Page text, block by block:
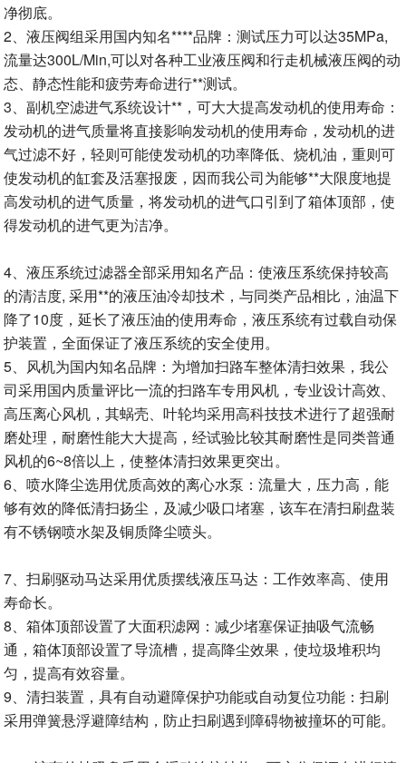
净彻底。
2、液压阀组采用国内知名****品牌：测试压力可以达35MPa,
流量达300L/Min,可以对各种工业液压阀和行走机械液压阀的动
态、静态性能和疲劳寿命进行**测试。
3、副机空滤进气系统设计**，可大大提高发动机的使用寿命：
发动机的进气质量将直接影响发动机的使用寿命，发动机的进
气过滤不好，轻则可能使发动机的功率降低、烧机油，重则可
使发动机的缸套及活塞报废，因而我公司为能够**大限度地提
高发动机的进气质量，将发动机的进气口引到了箱体顶部，使
得发动机的进气更为洁净。
4、液压系统过滤器全部采用知名产品：使液压系统保持较高
的清洁度, 采用**的液压油冷却技术，与同类产品相比，油温下
降了10度，延长了液压油的使用寿命，液压系统有过载自动保
护装置，全面保证了液压系统的安全使用。
5、风机为国内知名品牌：为增加扫路车整体清扫效果，我公
司采用国内质量评比一流的扫路车专用风机，专业设计高效、
高压离心风机，其蜗壳、叶轮均采用高科技技术进行了超强耐
磨处理，耐磨性能大大提高，经试验比较其耐磨性是同类普通
风机的6~8倍以上，使整体清扫效果更突出。
6、喷水降尘选用优质高效的离心水泵：流量大，压力高，能
够有效的降低清扫扬尘，及减少吸口堵塞，该车在清扫刷盘装
有不锈钢喷水架及铜质降尘喷头。
7、扫刷驱动马达采用优质摆线液压马达：工作效率高、使用
寿命长。
8、箱体顶部设置了大面积滤网：减少堵塞保证抽吸气流畅
通，箱体顶部设置了导流槽，提高降尘效果，使垃圾堆积均
匀，提高有效容量。
9、清扫装置，具有自动避障保护功能或自动复位功能：扫刷
采用弹簧悬浮避障结构，防止扫刷遇到障碍物被撞坏的可能。